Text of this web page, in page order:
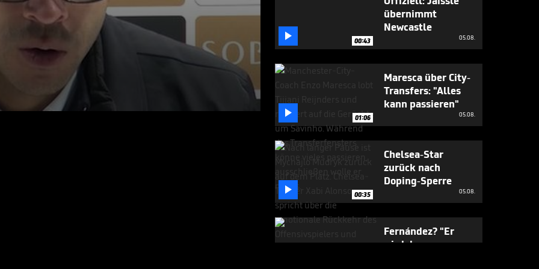
04.02.26
 00:43
übernimmt
Newcastle
05.08.
 01:06
Maresca über City-
Transfers: "Alles
kann passieren"
05.08.
 00:35
Chelsea-Star
zurück nach
Doping-Sperre
05.08.
Fernández? "Er
wird das ganz